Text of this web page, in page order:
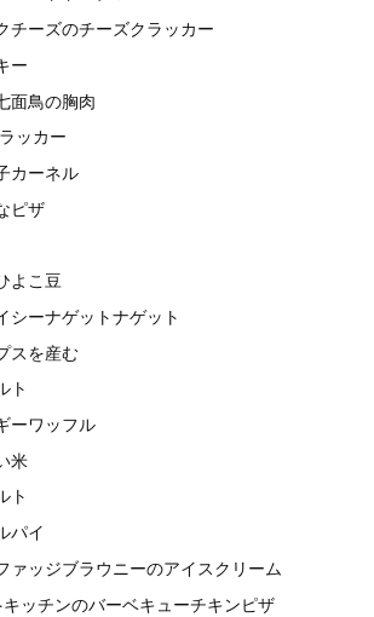
チーズのチーズクラッカー
ー
面鳥の胸肉
ッカー
カーネル
ピザ
よこ豆
シーナゲットナゲット
スを産む
ト
ーワッフル
米
ト
パイ
ァッジブラウニーのアイスクリーム
キッチンのバーベキューチキンピザ